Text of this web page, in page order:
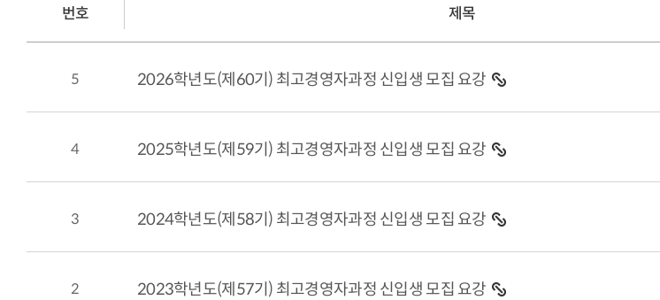
번호 제목
5 2026학년도(제60기) 최고경영자과정 신입생 모집 요강
4 2025학년도(제59기) 최고경영자과정 신입생 모집 요강
3 2024학년도(제58기) 최고경영자과정 신입생 모집 요강
2 2023학년도(제57기) 최고경영자과정 신입생 모집 요강